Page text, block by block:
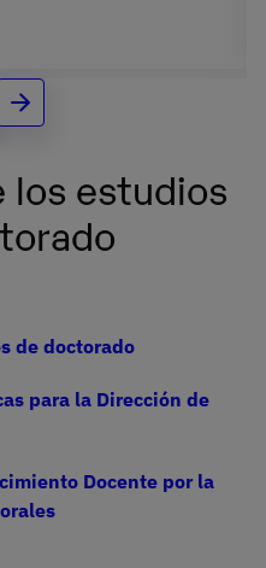
los estudios
de doctorado
para la Dirección de
Docente por la